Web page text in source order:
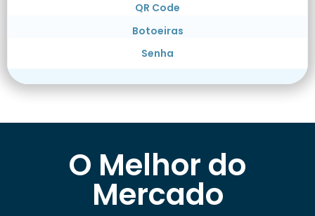
QR Code
Botoeiras
Senha
O Melhor do
Mercado